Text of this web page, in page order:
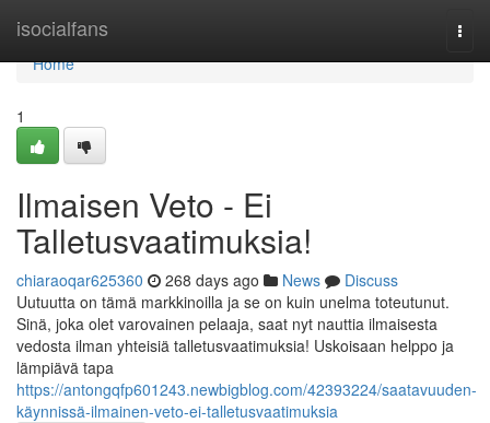
isocialfans
Home
Home
1
Ilmaisen Veto - Ei
Talletusvaatimuksia!
chiaraoqar625360 268 days ago News
Discuss
Uutuutta on tämä markkinoilla ja se on kuin unelma toteutunut.
Sinä, joka olet varovainen pelaaja, saat nyt nauttia ilmaisesta
vedosta ilman yhteisiä talletusvaatimuksia! Uskoisaan helppo ja
lämpiävä tapa
https://antongqfp601243.newbigblog.com/42393224/saatavuuden-
käynnissä-ilmainen-veto-ei-talletusvaatimuksia